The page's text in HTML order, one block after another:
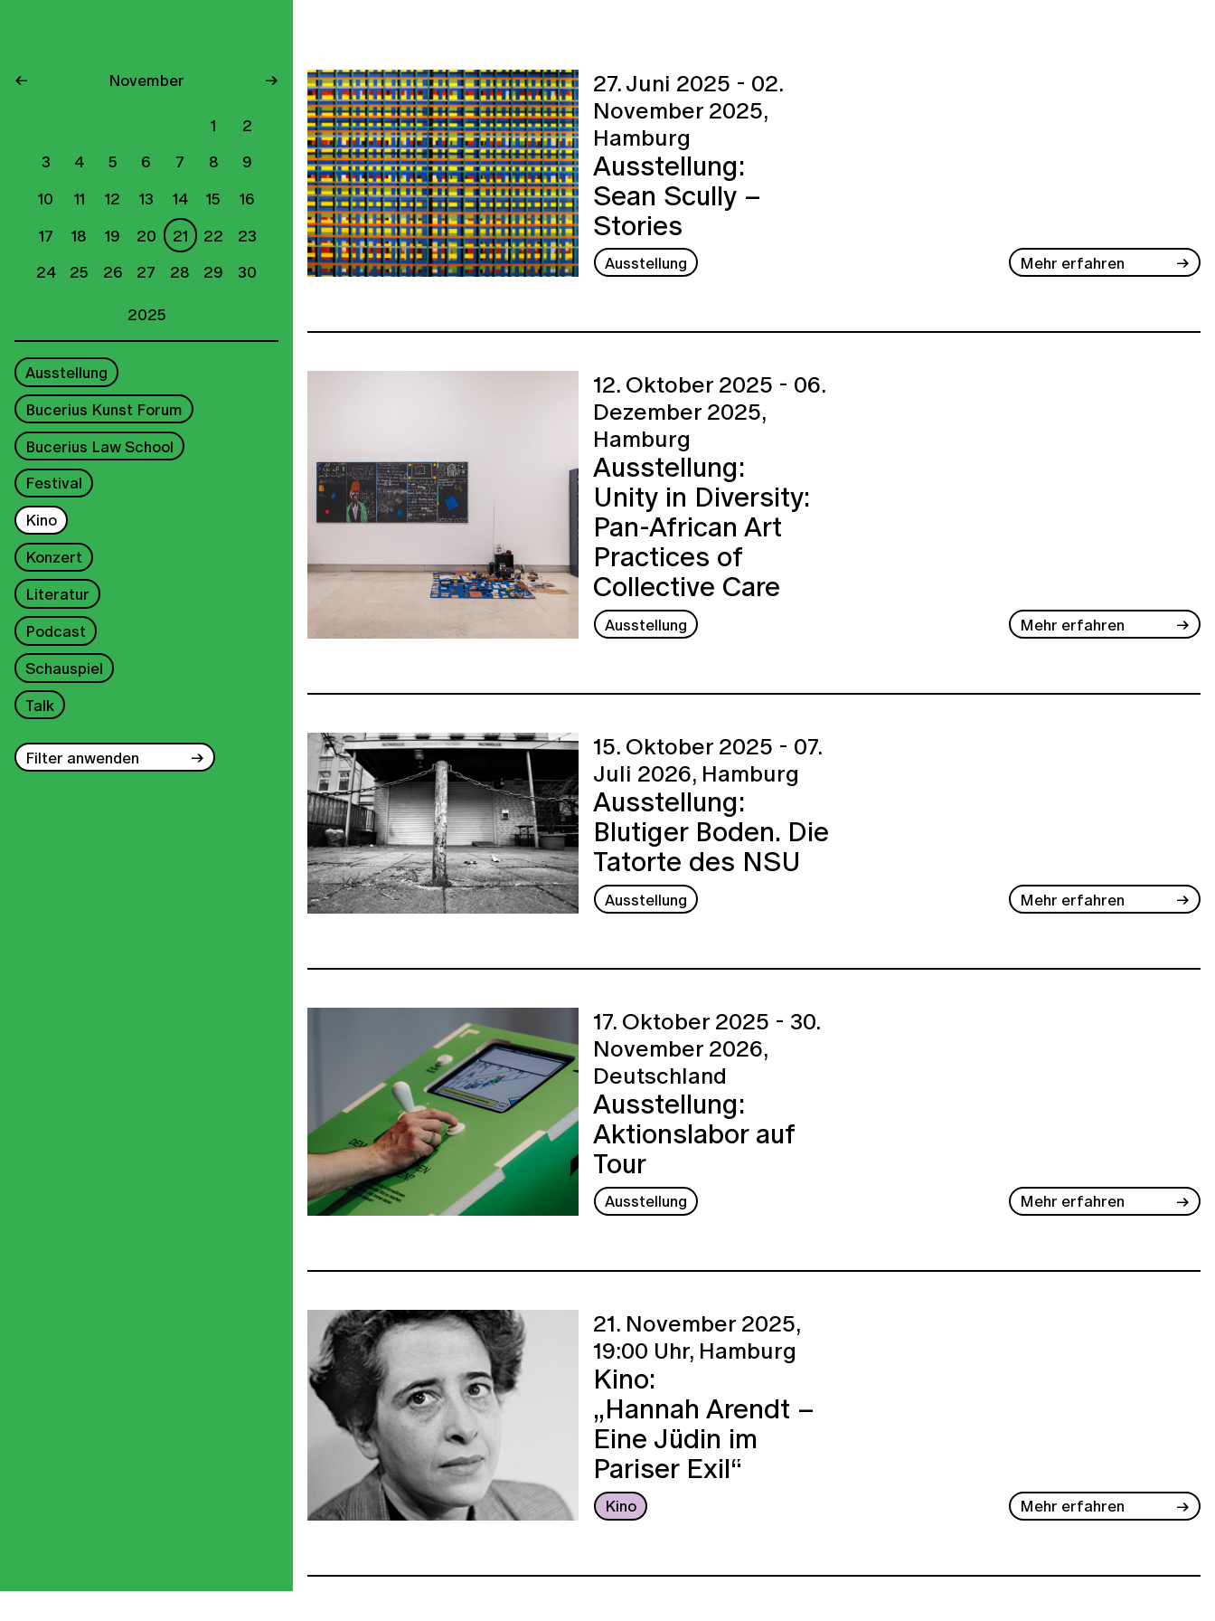
← November →
1
2
3
4 5 6 7 8
9
10
11 12 13 14 15
16
17
18 19 20 21 22
23
24
25 26 27 28 29
30
2025
Ausstellung
Bucerius Kunst Forum
Bucerius Law School
Festival
Kino
Konzert
Literatur
Podcast
Schauspiel
Talk
Filter anwenden
27. Juni 2025 - 02.
November 2025,
Hamburg
Ausstellung:
Sean Scully –
Stories
Ausstellung Mehr erfahren
12. Oktober 2025 - 06.
Dezember 2025,
Hamburg
Ausstellung:
Unity in Diversity:
Pan-African Art
Practices of
Collective Care
Ausstellung Mehr erfahren
15. Oktober 2025 - 07.
Juli 2026, Hamburg
Ausstellung:
Blutiger Boden. Die
Tatorte des NSU
Ausstellung Mehr erfahren
17. Oktober 2025 - 30.
November 2026,
Deutschland
Ausstellung:
Aktionslabor auf
Tour
Ausstellung Mehr erfahren
21. November 2025,
19:00 Uhr, Hamburg
Kino:
„Hannah Arendt –
Eine Jüdin im
Pariser Exil“
Kino Mehr erfahren